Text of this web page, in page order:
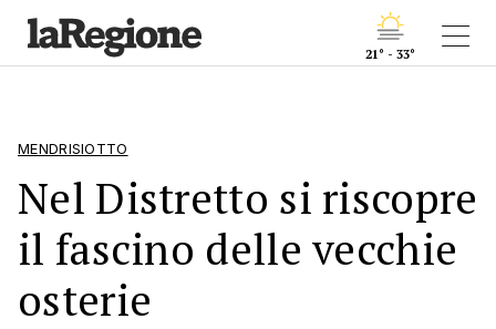
21° - 33°
MENDRISIOTTO
Nel Distretto si riscopre
il fascino delle vecchie
osterie